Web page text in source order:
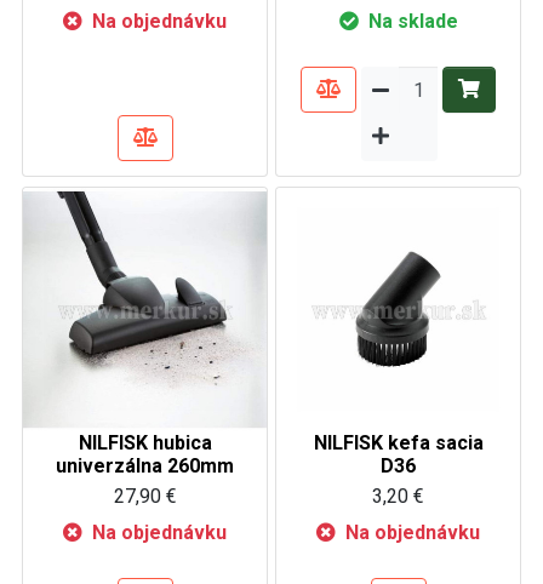
Na objednávku
Na sklade
NILFISK hubica
univerzálna 260mm
27,90 €
Na objednávku
NILFISK kefa sacia
D36
3,20 €
Na objednávku